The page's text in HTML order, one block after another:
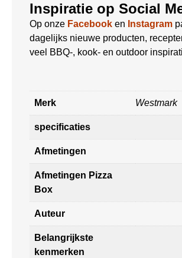
Inspiratie op Social
Op onze Facebook en Instagram
dagelijks nieuwe producten,
veel BBQ-, kook- en outdoor
Merk Westmark
specificaties
Afmetingen
Afmetingen Pizza
Box
Auteur
Belangrijkste
kenmerken